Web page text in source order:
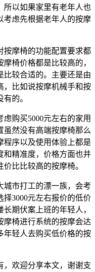
所以如果家里有老年人也
考虑先根据老年人的按摩
按摩椅的功能配置要求都
椅价格都是比较高的，
比较合适的。主要还是由
，比如说按摩机械手和按
的。
购买5000元左右的家用
虽然没有高端按摩椅那么
程序以及使用体验上都是
和精准度，价格方面也并
比比较高的按摩椅。
城市打工的漂一族，会考
3000元左右报价的低价
期伏案上班的年轻人，
摩椅进行系统的按摩会达
年轻人去购买低价格的按
，欢迎分享本文，谢谢支